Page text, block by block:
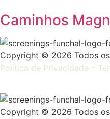
Caminhos
Copyright © 2026 Todos
Política de Privacidade –
Copyright © 2026 Todos